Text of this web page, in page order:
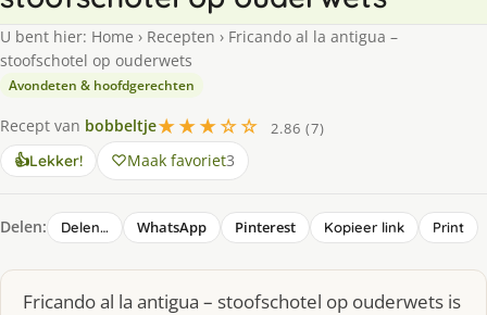
U bent hier: Home › Recepten › Fricando al la antigua –
stoofschotel op ouderwets
Avondeten & hoofdgerechten
Recept van bobbeltje★★★☆☆
2.86 (7)
👍Lekker! Maak favoriet3
Delen: Delen… WhatsApp Pinterest Kopieer link Print
Fricando al la antigua – stoofschotel op ouderwets is